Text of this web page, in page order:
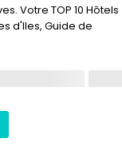
Votre TOP 10 Hôtels
d'Iles, Guide de